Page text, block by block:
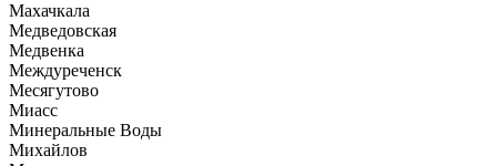
Махачкала
Медведовская
Медвенка
Междуреченск
Месягутово
Миасс
Минеральные Воды
Михайлов